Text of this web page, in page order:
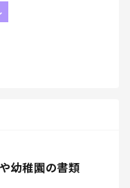
え〜
幼稚園の書類